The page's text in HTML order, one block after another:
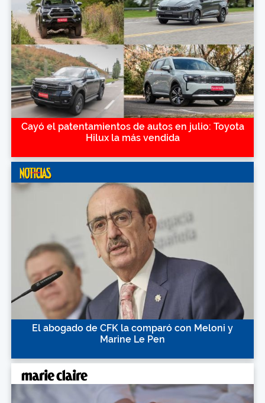
Cayó el patentamientos de autos en julio: Toyota
Hilux la más vendida
El abogado de CFK la comparó con Meloni y
Marine Le Pen